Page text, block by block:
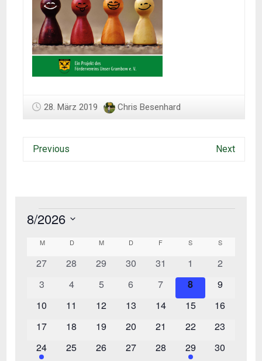
28. März 2019 Chris Besenhard
Previous Next